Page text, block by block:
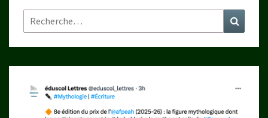
Rechercher :